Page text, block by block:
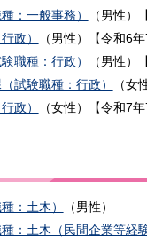
：一般事務）
（男性）
政）
（男性）【令和6
職種：行政）
（男性）
試験職種：行政）
（女
政）
（女性）【令和7
：土木）
（男性）
：土木（民間企業等経験